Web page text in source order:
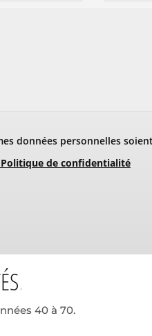
données personnelles
de confidentialité
40 à 70.